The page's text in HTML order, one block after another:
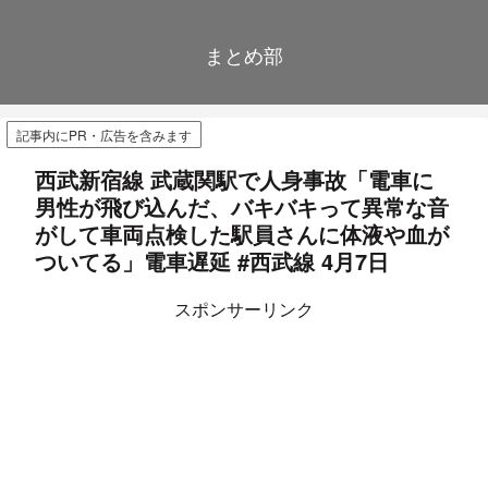
まとめ部
記事内にPR・広告を含みます
西武新宿線 武蔵関駅で人身事故「電車に
男性が飛び込んだ、バキバキって異常な音
がして車両点検した駅員さんに体液や血が
ついてる」電車遅延 #西武線 4月7日
スポンサーリンク